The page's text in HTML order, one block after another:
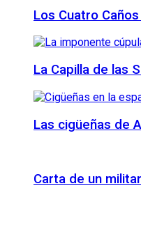
Los Cuatro
La Capilla de las
Las cigüeñas de
Carta de un